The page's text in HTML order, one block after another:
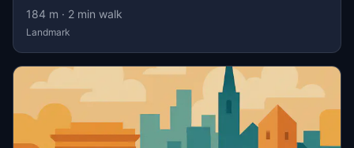
184 m · 2 min walk
Landmark